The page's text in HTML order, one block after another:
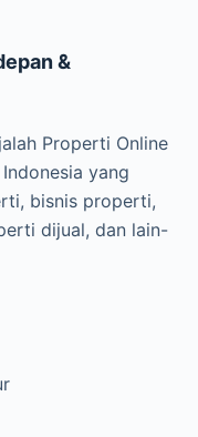
&
Properti Online
yang
bisnis properti,
dijual, dan lain-